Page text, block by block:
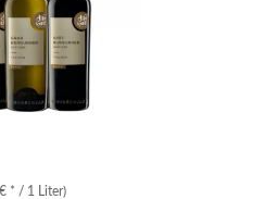
* / 1 Liter)